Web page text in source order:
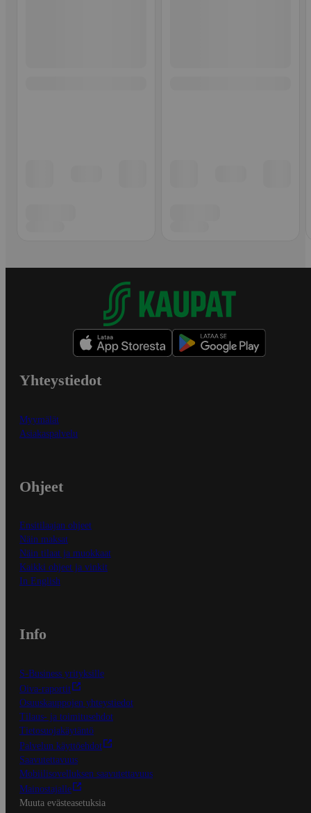
Yhteystiedot
Myymälät
Asiakaspalvelu
Ohjeet
Ensitilaajan ohjeet
Näin maksat
Näin tilaat ja muokkaat
Kaikki ohjeet ja vinkit
In English
Info
S-Business yrityksille
Oiva-raportit
Osuuskauppojen yhteystiedot
Tilaus- ja toimitusehdot
Tietosuojakäytäntö
Palvelun käyttöehdot
Saavutettavuus
Mobiilisovelluksen saavutettavuus
Mainostajalle
Muuta evästeasetuksia